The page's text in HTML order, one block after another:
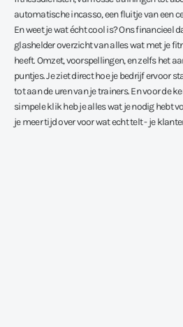
automatische incasso, een fluitje van een
En weet je wat écht cool is? Ons financieel
glashelder overzicht van alles wat met je
heeft. Omzet, voorspellingen, en zelfs het
puntjes. Je ziet direct hoe je bedrijf ervoor
tot aan de uren van je trainers. En voor de
simpele klik heb je alles wat je nodig hebt
je meer tijd over voor wat echt telt - je